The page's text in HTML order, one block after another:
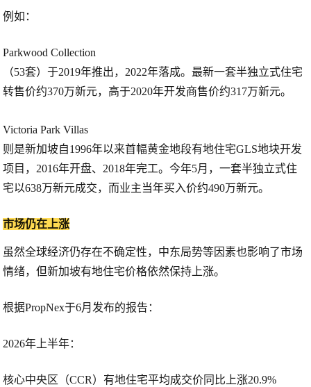
例如：
Parkwood Collection
（53套）于2019年推出，2022年落成。最新一套半独立式住宅
转售价约370万新元，高于2020年开发商售价约317万新元。
Victoria Park Villas
则是新加坡自1996年以来首幅黄金地段有地住宅GLS地块开发
项目，2016年开盘、2018年完工。今年5月，一套半独立式住
宅以638万新元成交，而业主当年买入价约490万新元。
市场仍在上涨
虽然全球经济仍存在不确定性，中东局势等因素也影响了市场
情绪，但新加坡有地住宅价格依然保持上涨。
根据PropNex于6月发布的报告：
2026年上半年：
核心中央区（CCR）有地住宅平均成交价同比上涨20.9%